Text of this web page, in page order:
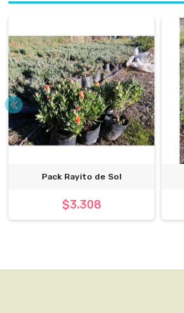
Pack Rayito de Sol
$3.308